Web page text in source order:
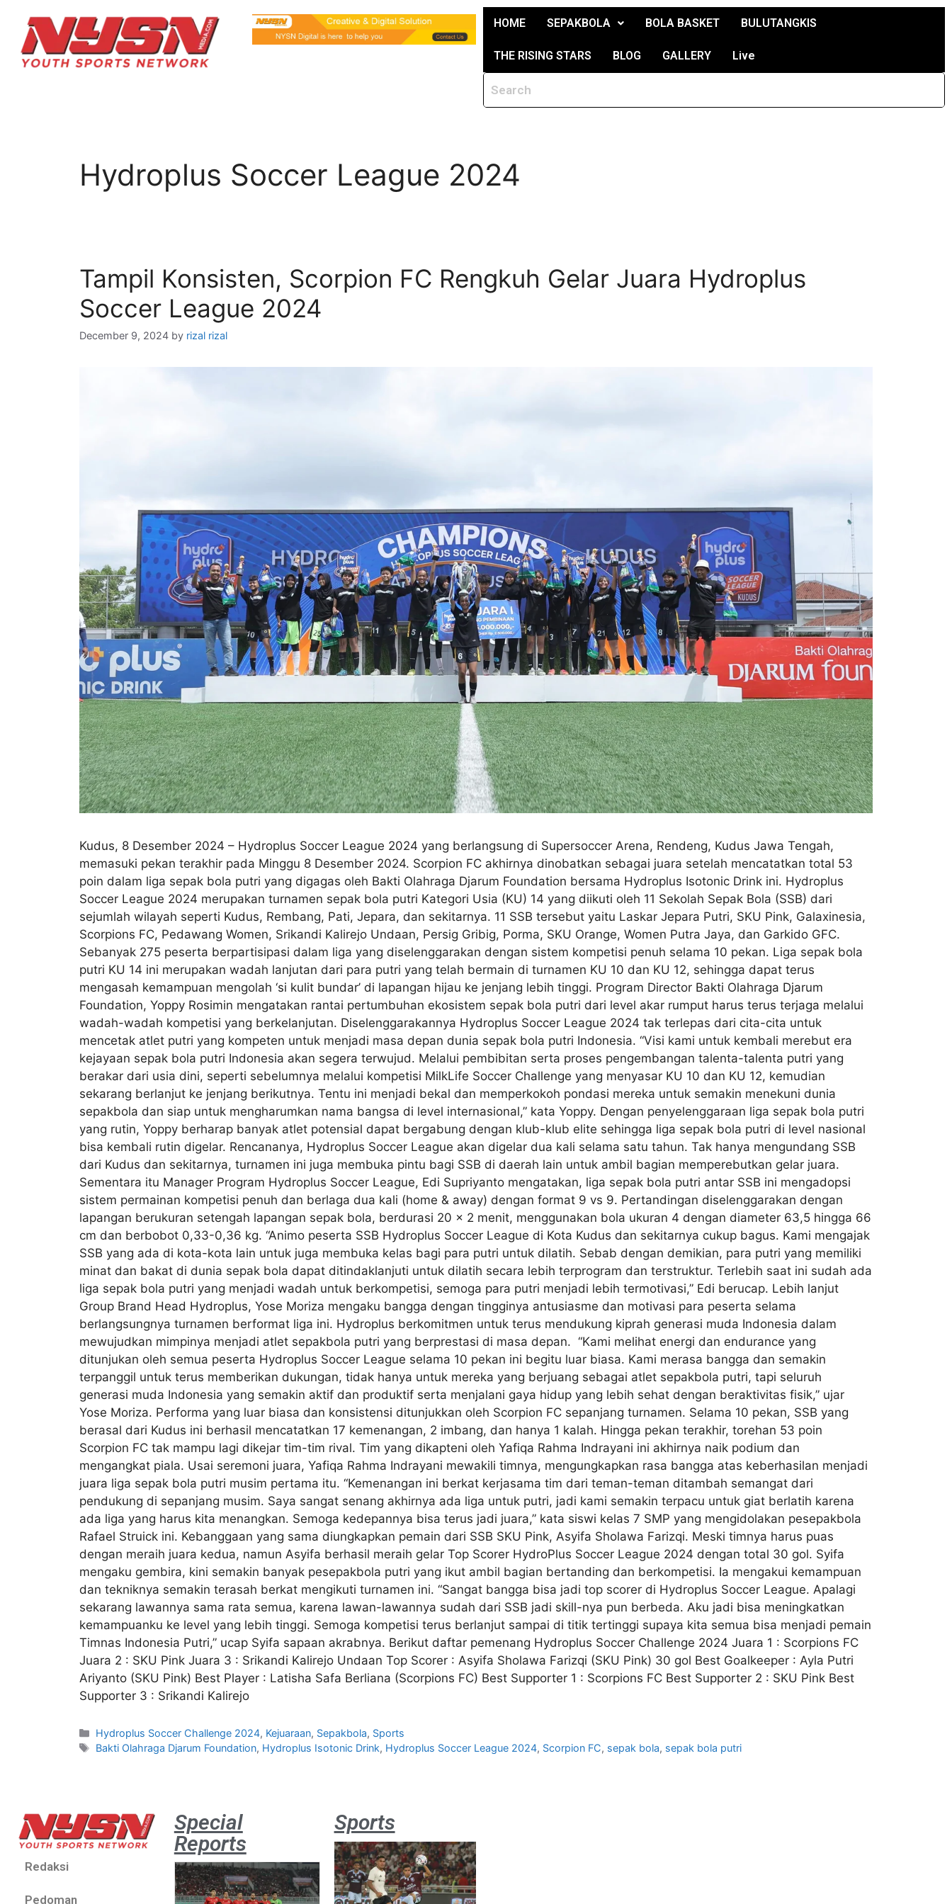
HOME SEPAKBOLA BOLA BASKET BULUTANGKIS
THE RISING STARS BLOG GALLERY Live
Hydroplus Soccer League 2024
Tampil Konsisten, Scorpion FC Rengkuh Gelar Juara Hydroplus
Soccer League 2024
December 9, 2024 by rizal rizal
Kudus, 8 Desember 2024 – Hydroplus Soccer League 2024 yang berlangsung di Supersoccer Arena, Rendeng, Kudus Jawa Tengah,
memasuki pekan terakhir pada Minggu 8 Desember 2024. Scorpion FC akhirnya dinobatkan sebagai juara setelah mencatatkan total 53
poin dalam liga sepak bola putri yang digagas oleh Bakti Olahraga Djarum Foundation bersama Hydroplus Isotonic Drink ini. Hydroplus
Soccer League 2024 merupakan turnamen sepak bola putri Kategori Usia (KU) 14 yang diikuti oleh 11 Sekolah Sepak Bola (SSB) dari
sejumlah wilayah seperti Kudus, Rembang, Pati, Jepara, dan sekitarnya. 11 SSB tersebut yaitu Laskar Jepara Putri, SKU Pink, Galaxinesia,
Scorpions FC, Pedawang Women, Srikandi Kalirejo Undaan, Persig Gribig, Porma, SKU Orange, Women Putra Jaya, dan Garkido GFC.
Sebanyak 275 peserta berpartisipasi dalam liga yang diselenggarakan dengan sistem kompetisi penuh selama 10 pekan. Liga sepak bola
putri KU 14 ini merupakan wadah lanjutan dari para putri yang telah bermain di turnamen KU 10 dan KU 12, sehingga dapat terus
mengasah kemampuan mengolah ‘si kulit bundar’ di lapangan hijau ke jenjang lebih tinggi. Program Director Bakti Olahraga Djarum
Foundation, Yoppy Rosimin mengatakan rantai pertumbuhan ekosistem sepak bola putri dari level akar rumput harus terus terjaga melalui
wadah-wadah kompetisi yang berkelanjutan. Diselenggarakannya Hydroplus Soccer League 2024 tak terlepas dari cita-cita untuk
mencetak atlet putri yang kompeten untuk menjadi masa depan dunia sepak bola putri Indonesia. “Visi kami untuk kembali merebut era
kejayaan sepak bola putri Indonesia akan segera terwujud. Melalui pembibitan serta proses pengembangan talenta-talenta putri yang
berakar dari usia dini, seperti sebelumnya melalui kompetisi MilkLife Soccer Challenge yang menyasar KU 10 dan KU 12, kemudian
sekarang berlanjut ke jenjang berikutnya. Tentu ini menjadi bekal dan memperkokoh pondasi mereka untuk semakin menekuni dunia
sepakbola dan siap untuk mengharumkan nama bangsa di level internasional,” kata Yoppy. Dengan penyelenggaraan liga sepak bola putri
yang rutin, Yoppy berharap banyak atlet potensial dapat bergabung dengan klub-klub elite sehingga liga sepak bola putri di level nasional
bisa kembali rutin digelar. Rencananya, Hydroplus Soccer League akan digelar dua kali selama satu tahun. Tak hanya mengundang SSB
dari Kudus dan sekitarnya, turnamen ini juga membuka pintu bagi SSB di daerah lain untuk ambil bagian memperebutkan gelar juara.
Sementara itu Manager Program Hydroplus Soccer League, Edi Supriyanto mengatakan, liga sepak bola putri antar SSB ini mengadopsi
sistem permainan kompetisi penuh dan berlaga dua kali (home & away) dengan format 9 vs 9. Pertandingan diselenggarakan dengan
lapangan berukuran setengah lapangan sepak bola, berdurasi 20 x 2 menit, menggunakan bola ukuran 4 dengan diameter 63,5 hingga 66
cm dan berbobot 0,33-0,36 kg. “Animo peserta SSB Hydroplus Soccer League di Kota Kudus dan sekitarnya cukup bagus. Kami mengajak
SSB yang ada di kota-kota lain untuk juga membuka kelas bagi para putri untuk dilatih. Sebab dengan demikian, para putri yang memiliki
minat dan bakat di dunia sepak bola dapat ditindaklanjuti untuk dilatih secara lebih terprogram dan terstruktur. Terlebih saat ini sudah ada
liga sepak bola putri yang menjadi wadah untuk berkompetisi, semoga para putri menjadi lebih termotivasi,” Edi berucap. Lebih lanjut
Group Brand Head Hydroplus, Yose Moriza mengaku bangga dengan tingginya antusiasme dan motivasi para peserta selama
berlangsungnya turnamen berformat liga ini. Hydroplus berkomitmen untuk terus mendukung kiprah generasi muda Indonesia dalam
mewujudkan mimpinya menjadi atlet sepakbola putri yang berprestasi di masa depan. “Kami melihat energi dan endurance yang
ditunjukan oleh semua peserta Hydroplus Soccer League selama 10 pekan ini begitu luar biasa. Kami merasa bangga dan semakin
terpanggil untuk terus memberikan dukungan, tidak hanya untuk mereka yang berjuang sebagai atlet sepakbola putri, tapi seluruh
generasi muda Indonesia yang semakin aktif dan produktif serta menjalani gaya hidup yang lebih sehat dengan beraktivitas fisik,” ujar
Yose Moriza. Performa yang luar biasa dan konsistensi ditunjukkan oleh Scorpion FC sepanjang turnamen. Selama 10 pekan, SSB yang
berasal dari Kudus ini berhasil mencatatkan 17 kemenangan, 2 imbang, dan hanya 1 kalah. Hingga pekan terakhir, torehan 53 poin
Scorpion FC tak mampu lagi dikejar tim-tim rival. Tim yang dikapteni oleh Yafiqa Rahma Indrayani ini akhirnya naik podium dan
mengangkat piala. Usai seremoni juara, Yafiqa Rahma Indrayani mewakili timnya, mengungkapkan rasa bangga atas keberhasilan menjadi
juara liga sepak bola putri musim pertama itu. “Kemenangan ini berkat kerjasama tim dari teman-teman ditambah semangat dari
pendukung di sepanjang musim. Saya sangat senang akhirnya ada liga untuk putri, jadi kami semakin terpacu untuk giat berlatih karena
ada liga yang harus kita menangkan. Semoga kedepannya bisa terus jadi juara,” kata siswi kelas 7 SMP yang mengidolakan pesepakbola
Rafael Struick ini. Kebanggaan yang sama diungkapkan pemain dari SSB SKU Pink, Asyifa Sholawa Farizqi. Meski timnya harus puas
dengan meraih juara kedua, namun Asyifa berhasil meraih gelar Top Scorer HydroPlus Soccer League 2024 dengan total 30 gol. Syifa
mengaku gembira, kini semakin banyak pesepakbola putri yang ikut ambil bagian bertanding dan berkompetisi. Ia mengakui kemampuan
dan tekniknya semakin terasah berkat mengikuti turnamen ini. “Sangat bangga bisa jadi top scorer di Hydroplus Soccer League. Apalagi
sekarang lawannya sama rata semua, karena lawan-lawannya sudah dari SSB jadi skill-nya pun berbeda. Aku jadi bisa meningkatkan
kemampuanku ke level yang lebih tinggi. Semoga kompetisi terus berlanjut sampai di titik tertinggi supaya kita semua bisa menjadi pemain
Timnas Indonesia Putri,” ucap Syifa sapaan akrabnya. Berikut daftar pemenang Hydroplus Soccer Challenge 2024 Juara 1 : Scorpions FC
Juara 2 : SKU Pink Juara 3 : Srikandi Kalirejo Undaan Top Scorer : Asyifa Sholawa Farizqi (SKU Pink) 30 gol Best Goalkeeper : Ayla Putri
Ariyanto (SKU Pink) Best Player : Latisha Safa Berliana (Scorpions FC) Best Supporter 1 : Scorpions FC Best Supporter 2 : SKU Pink Best
Supporter 3 : Srikandi Kalirejo
Hydroplus Soccer Challenge 2024, Kejuaraan, Sepakbola, Sports
Bakti Olahraga Djarum Foundation, Hydroplus Isotonic Drink, Hydroplus Soccer League 2024, Scorpion FC, sepak bola, sepak bola putri
Redaksi
Pedoman
Special
Reports
Sports